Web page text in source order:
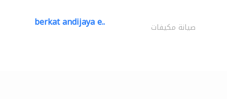
berkat andijaya e.. صيانة مكيفات